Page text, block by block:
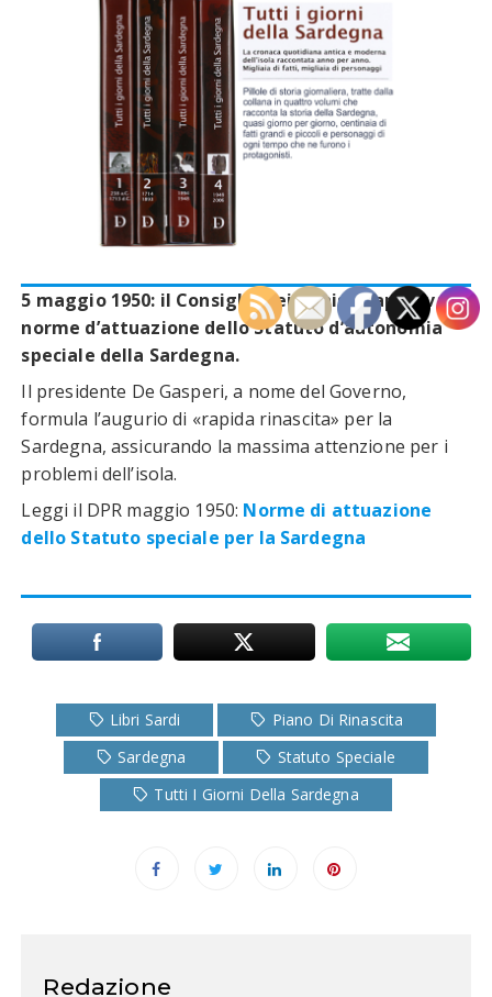
5 maggio 1950: il Consiglio dei ministri approva le
norme d’attuazione dello Statuto d’autonomia
speciale della Sardegna.
Il presidente De Gasperi, a nome del Governo,
formula l’augurio di «rapida rinascita» per la
Sardegna, assicurando la massima attenzione per i
problemi dell’isola.
Leggi il DPR maggio 1950: Norme di attuazione
dello Statuto speciale per la Sardegna
Libri Sardi
Piano Di Rinascita
Sardegna
Statuto Speciale
Tutti I Giorni Della Sardegna
Redazione